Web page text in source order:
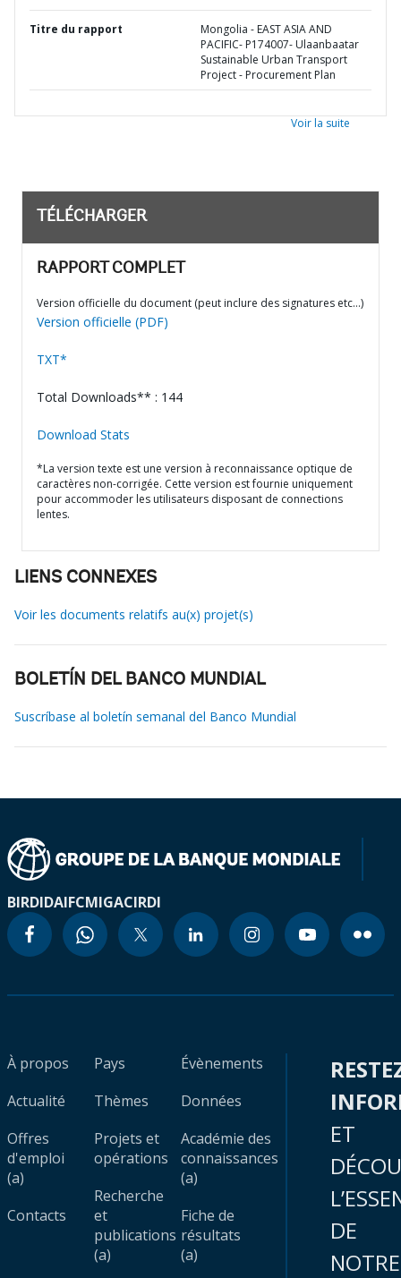
Titre du rapport
Mongolia - EAST ASIA AND
PACIFIC- P174007- Ulaanbaatar
Sustainable Urban Transport
Project - Procurement Plan
Voir la suite
TÉLÉCHARGER
RAPPORT COMPLET
Version officielle du document (peut inclure des signatures etc…)
Version officielle (PDF)
TXT*
Total Downloads** : 144
Download Stats
*La version texte est une version à reconnaissance optique de
caractères non-corrigée. Cette version est fournie uniquement
pour accommoder les utilisateurs disposant de connections
lentes.
LIENS CONNEXES
Voir les documents relatifs au(x) projet(s)
BOLETÍN DEL BANCO MUNDIAL
Suscríbase al boletín semanal del Banco Mundial
BIRDIDAIFCMIGACIRDI
À propos
Actualité
Offres
d'emploi
(a)
Contacts
Pays
Thèmes
Projets et
opérations
Recherche
et
publications
(a)
Évènements
Données
Académie des
connaissances
(a)
Fiche de
résultats
(a)
ET
DE
NOTRE